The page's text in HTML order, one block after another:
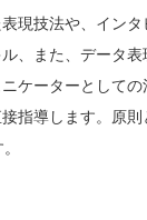
現技法や、イン
、また、データ
ケーターとしての
指導します。原